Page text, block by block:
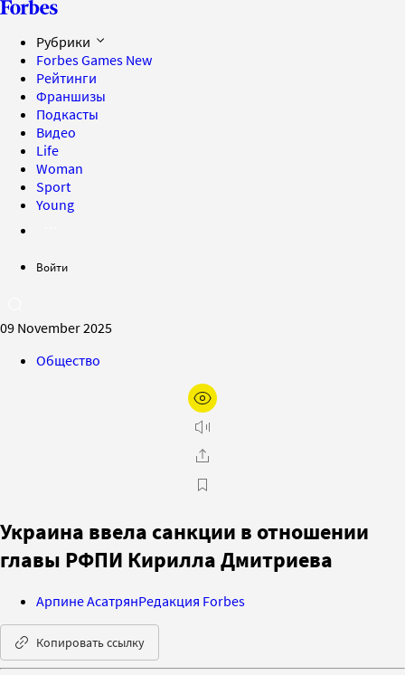
Рубрики
Forbes Games New
Рейтинги
Франшизы
Подкасты
Видео
Life
Woman
Sport
Young
Войти
09 November 2025
Общество
Украина ввела санкции в отношении
главы РФПИ Кирилла Дмитриева
Арпине АсатрянРедакция Forbes
Копировать ссылку